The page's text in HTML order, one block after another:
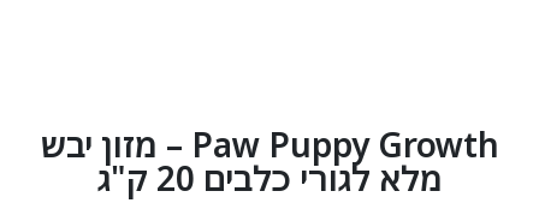
Paw Puppy Growth – מזון יבש
מלא לגורי כלבים 20 ק"ג